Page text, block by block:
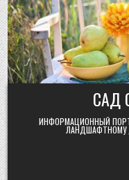
Skip
to
content
САД
ИНФОРМАЦИОННЫЙ
ЛАНДШАФТНОМУ